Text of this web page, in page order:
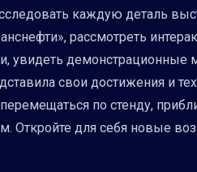
каждую деталь
рассмотреть
демонстрационные
свои достижения и
по стенду,
для себя новые